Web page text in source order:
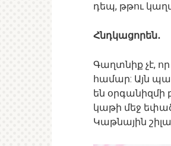
դեպ, թթու
Հնդկացորեն․
Գաղտնիք չէ,
համար: Այն
են օրգանիզմի
կաթի մեջ
Կաթնային